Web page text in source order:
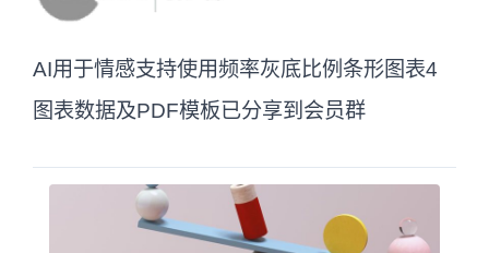
AI用于情感支持使用频率灰底比例条形图表4
图表数据及PDF模板已分享到会员群